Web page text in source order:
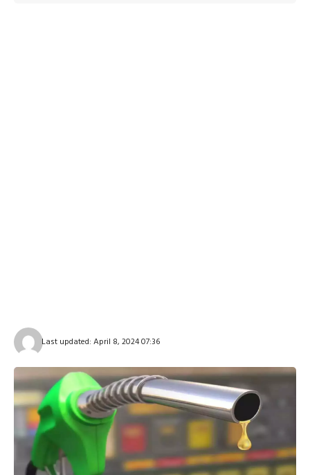
Last updated: April 8, 2024 07:36